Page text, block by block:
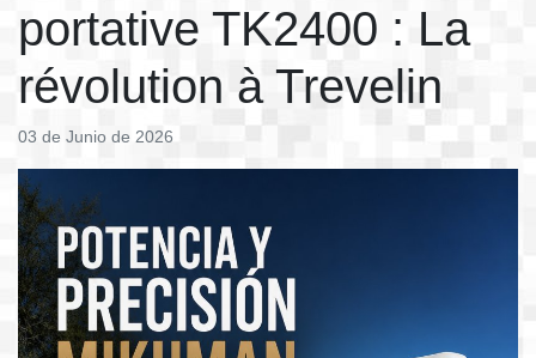
portative TK2400 : La
révolution à Trevelin
03 de Junio de 2026